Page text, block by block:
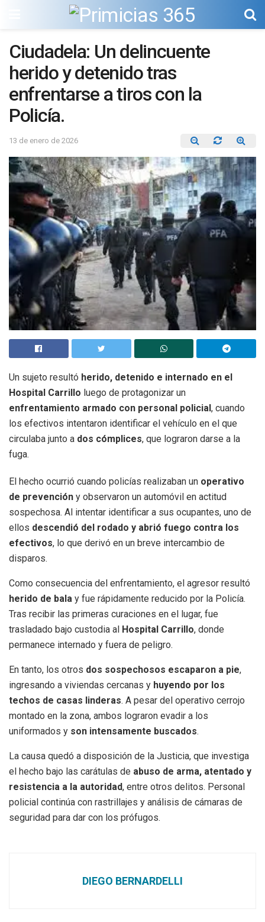
Ciudadela: Un delincuente
herido y detenido tras
enfrentarse a tiros con la
Policía.
13 de enero de 2026
Un sujeto resultó herido, detenido e internado en el
Hospital Carrillo luego de protagonizar un
enfrentamiento armado con personal policial, cuando
los efectivos intentaron identificar el vehículo en el que
circulaba junto a dos cómplices, que lograron darse a la
fuga.
El hecho ocurrió cuando policías realizaban un operativo
de prevención y observaron un automóvil en actitud
sospechosa. Al intentar identificar a sus ocupantes, uno de
ellos descendió del rodado y abrió fuego contra los
efectivos, lo que derivó en un breve intercambio de
disparos.
Como consecuencia del enfrentamiento, el agresor resultó
herido de bala y fue rápidamente reducido por la Policía.
Tras recibir las primeras curaciones en el lugar, fue
trasladado bajo custodia al Hospital Carrillo, donde
permanece internado y fuera de peligro.
En tanto, los otros dos sospechosos escaparon a pie,
ingresando a viviendas cercanas y huyendo por los
techos de casas linderas. A pesar del operativo cerrojo
montado en la zona, ambos lograron evadir a los
uniformados y son intensamente buscados.
La causa quedó a disposición de la Justicia, que investiga
el hecho bajo las carátulas de abuso de arma, atentado y
resistencia a la autoridad, entre otros delitos. Personal
policial continúa con rastrillajes y análisis de cámaras de
seguridad para dar con los prófugos.
DIEGO BERNARDELLI